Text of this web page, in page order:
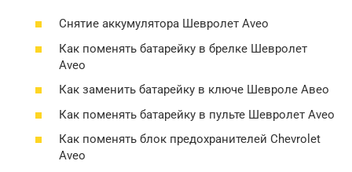
Снятие аккумулятора Шевролет Aveo
Как поменять батарейку в брелке Шевролет
Aveo
Как заменить батарейку в ключе Шевроле Авео
Как поменять батарейку в пульте Шевролет Aveo
Как поменять блок предохранителей Chevrolet
Aveo